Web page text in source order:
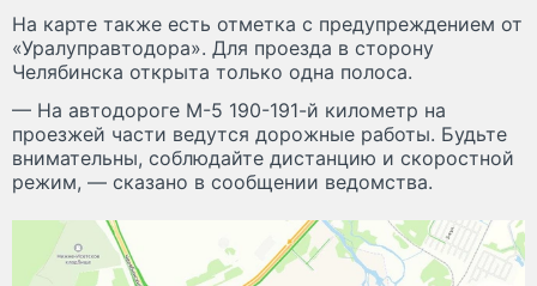
На карте также есть отметка с предупреждением от
«Уралуправтодора». Для проезда в сторону
Челябинска открыта только одна полоса.
— На автодороге М-5 190-191-й километр на
проезжей части ведутся дорожные работы. Будьте
внимательны, соблюдайте дистанцию и скоростной
режим, — сказано в сообщении ведомства.